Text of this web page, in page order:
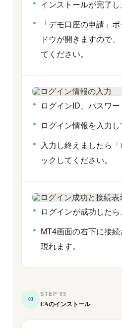
インストールが完了し
「デモ口座の申請」
ドウが開きますので
てください。
ログインID、パスワー
ログイン情報を入力し
入力し終えましたら
ックしてください。
ログインが成功したら
MT4画面の右下に接
現れます。
03
STEP 03
EAのインストール